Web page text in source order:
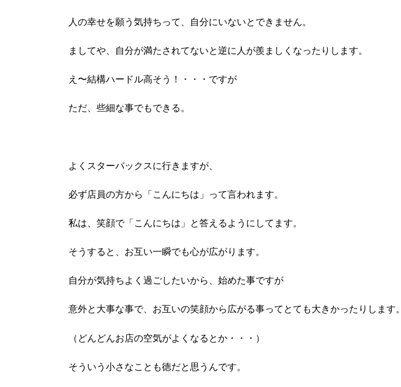
人の幸せを願う気持ちって、自分にいないとできません。
ましてや、自分が満たされてないと逆に人が羨ましくなったりします。
え〜結構ハードル高そう！・・・ですが
ただ、些細な事でもできる。
よくスターバックスに行きますが、
必ず店員の方から「こんにちは」って言われます。
私は、笑顔で「こんにちは」と答えるようにしてます。
そうすると、お互い一瞬でも心が広がります。
自分が気持ちよく過ごしたいから、始めた事ですが
意外と大事な事で、お互いの笑顔から広がる事ってとても大きかったりします。
（どんどんお店の空気がよくなるとか・・・）
そういう小さなことも徳だと思うんです。